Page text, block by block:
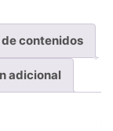
contenidos
adicional